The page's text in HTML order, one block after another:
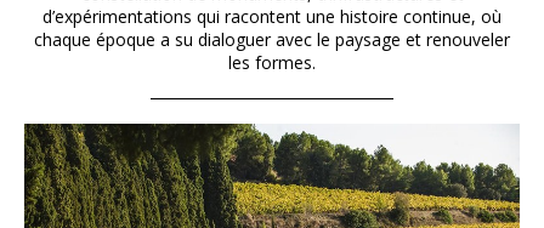
d’expérimentations qui racontent une histoire continue, où
chaque époque a su dialoguer avec le paysage et renouveler
les formes.